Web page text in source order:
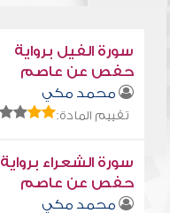
سورة الفيل برواية
حفص عن عاصم
محمد مكي
تقييم المادة:
سورة الشعراء برواية
حفص عن عاصم
محمد مكي